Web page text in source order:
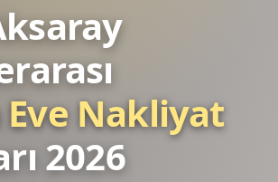
Eve Nakliyat
2026